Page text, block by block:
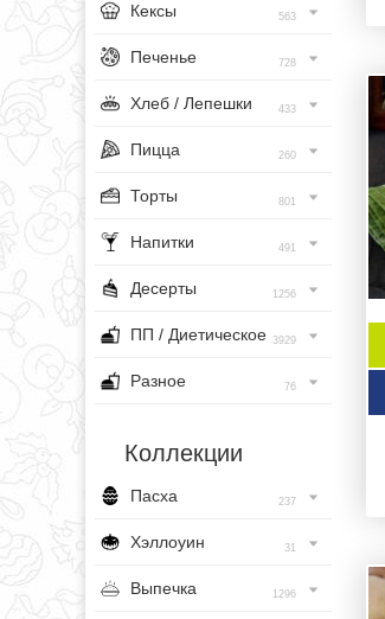
Кексы 563
Печенье 728
Хлеб / Лепешки 433
Пицца 260
Торты 801
Напитки 491
Десерты 1256
ПП / Диетическое 3929
Разное 76
Коллекции
Пасха 237
Хэллоуин 31
Выпечка 1296